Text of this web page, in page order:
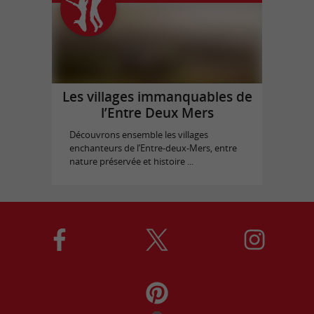
Les villages immanquables de
l’Entre Deux Mers
Découvrons ensemble les villages
enchanteurs de l’Entre-deux-Mers, entre
nature préservée et histoire ...